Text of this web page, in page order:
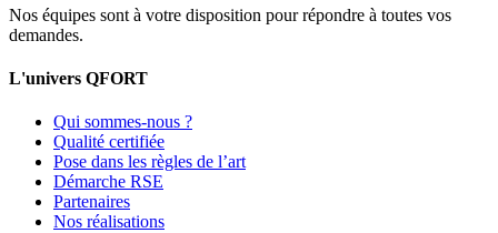
Nos équipes sont à votre disposition pour répondre à toutes vos
demandes.
L'univers QFORT
Qui sommes-nous ?
Qualité certifiée
Pose dans les règles de l’art
Démarche RSE
Partenaires
Nos réalisations